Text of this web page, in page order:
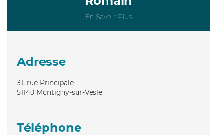
En Savoir Plus
Adresse
31, rue Principale
51140 Montigny-sur-Vesle
Téléphone